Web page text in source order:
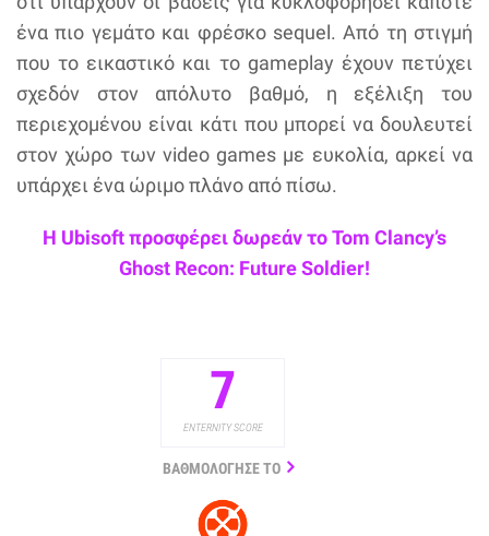
ένα πιο γεμάτο και φρέσκο sequel. Από τη στιγμή
που το εικαστικό και το gameplay έχουν πετύχει
σχεδόν στον απόλυτο βαθμό, η εξέλιξη του
περιεχομένου είναι κάτι που μπορεί να δουλευτεί
στον χώρο των video games με ευκολία, αρκεί να
υπάρχει ένα ώριμο πλάνο από πίσω.
Η Ubisoft προσφέρει δωρεάν το Tom Clancy’s
Ghost Recon: Future Soldier!
7
ENTERNITY SCORE
ΒΑΘΜΟΛΟΓΗΣΕ ΤΟ